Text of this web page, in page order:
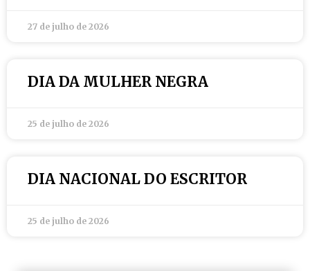
27 de julho de 2026
DIA DA MULHER NEGRA
25 de julho de 2026
DIA NACIONAL DO ESCRITOR
25 de julho de 2026